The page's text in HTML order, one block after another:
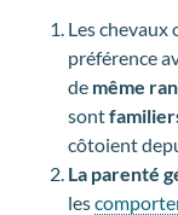
Les chevaux
préférence
de même
sont
côtoient
La parenté
les